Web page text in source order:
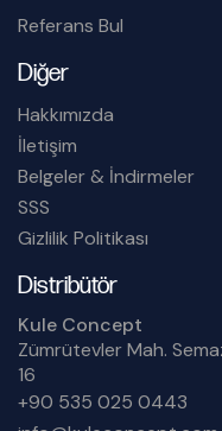
Referans Bul
Diğer
Hakkımızda
İletişim
Belgeler & İndirmeler
SSS
Gizlilik Politikası
Distribütör
Kule Concept
Zümrütevler Mah.
16
+90 535 025 0443